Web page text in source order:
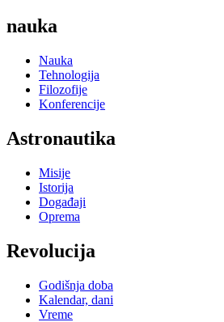
nauka
Nauka
Tehnologija
Filozofije
Konferencije
Astronautika
Misije
Istorija
Događaji
Oprema
Revolucija
Godišnja doba
Kalendar, dani
Vreme